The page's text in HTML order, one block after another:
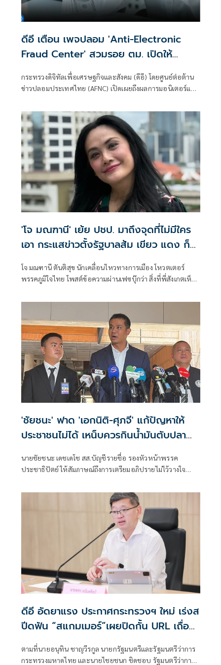
ดีอี เตือน เพจปลอม 'Anti-Electronic
Fraud Center' สวมรอย ตม. เปิดให้
ติดตามรับเงินคืนจาก 'สแกมเมอร์' ระวัง
สูญเงิน-ข้อมูลส่วนบุคคล
กระทรวงดิจิทัลเพื่อเศรษฐกิจและสังคม (ดีอี) โดยศูนย์ต่อต้าน
ข่าวปลอมประเทศไทย (AFNC) เปิดเผยถึงผลการมอนิเตอร์และ
ปัญหาภัยความมั่นคงและภัยทางสังคมของนายไชยชนก ชิดชอบ
รัฐมนตรีว่าการกระทรวงดิจิทัลเพื่อเศรษฐกิจและสังคม (ดีอี)
โดยยกระดับความสำคัญเรื่องการสร้างความตระหนักรู้เท่าทัน
ภัยอาชญากรรมทางเทคโนโลยี ข่าวปลอม และข้อมูลบิดเบือน
'โจ มณฑานี' เย้ย ปชป. มาถึงจุดที่ไม่มีใคร
เอา กระแสข่าวตั้งรัฐบาลส้ม เขียว แดง ก็
โจ มณฑานี ตันติสุข นักเคลื่อนไหวทางการเมือง โหวตเตอร์
พรรคภูมิใจไทย โพสต์ข้อความผ่านเฟซบุ๊กว่า สิ่งที่พี่สังเกตเห็น
ที่เป็นพรรคที่ทุกฝั่งลืมได้ไงเนี้ย
'ชัยชนะ' ฟาด 'เอกนิติ-ศุภจี' แก้ปัญหาให้
ประชาชนไม่ได้ เหน็บควรกินน้ำมันตับปลา
นายชัยชนะ เดชเดโช สส.บัญชีรายชื่อ รองหัวหน้าพรรค
ประชาธิปัตย์ ให้สัมภาษณ์ถึงการเตรียมอภิปรายไม่ไว้วางใจ
ไหร่ที่ฝ่ายค้านมีมติว่ายื่นอภิปรายไม่ไว้วางใจ พรรคร่วมฝ่าย
ค้านก็จะนำเรื่องกลับหารือแต่ละพรรค ยืนยันว่ามีความพร้อม
อยู่แล้ว ซึ่งต้องดูไทม์ไลน์ว่าพรรคประชาชนกำหนดช่วงไหน
ดีอี อัดยาแรง ประกาศกระทรวงฯ ใหม่ เร่งส
ปีดฟัน “สแกมเมอร์”เผยปิดกั้น URL เถื่อน
แล้วกว่า 8.8 แสนรายการ
ตามที่นายอนุทิน ชาญวีรกูล นายกรัฐมนตรีและรัฐมนตรีว่าการ
กระทรวงมหาดไทย และนายไชยชนก ชิดชอบ รัฐมนตรีว่าการ